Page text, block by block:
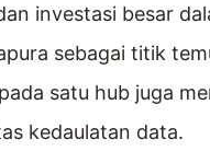
investasi besar
sebagai titik
satu hub juga
kedaulatan data.